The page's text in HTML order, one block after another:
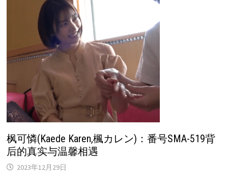
枫可憐(Kaede Karen,楓カレン)：番号SMA-519背
后的真实与温馨相遇
2023年12月29日